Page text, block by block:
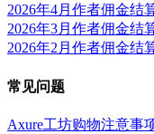
2026年4月作者佣金结
2026年3月作者佣金结
2026年2月作者佣金结
常见问题
Axure工坊购物注意事